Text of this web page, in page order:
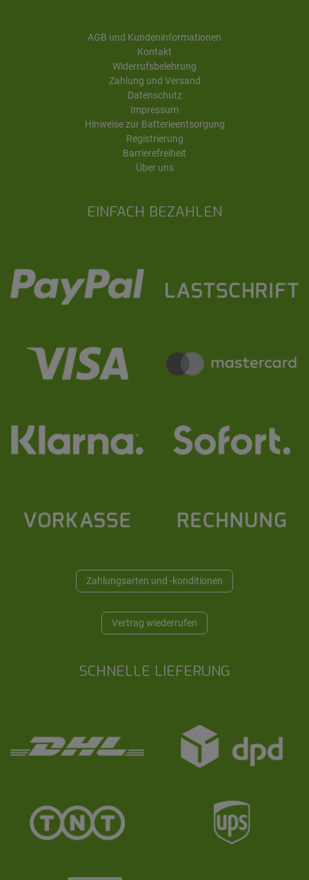
EINFACH BEZAHLEN
Zahlungsarten und -konditionen
Vertrag wiederrufen
SCHNELLE LIEFERUNG
AGB und Kundeninformationen
Kontakt
Widerrufsbelehrung
Zahlung und Versand
Datenschutz
Impressum
Hinweise zur Batterieentsorgung
Registrierung
Barrierefreiheit
Über uns